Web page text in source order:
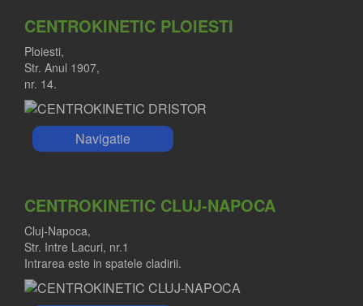
CENTROKINETIC PLOIESTI
Ploiesti,
Str. Anul 1907,
nr. 14.
Navigatie
CENTROKINETIC CLUJ-NAPOCA
Cluj-Napoca,
Str. Intre Lacuri, nr.1
Intrarea este in spatele cladirii.